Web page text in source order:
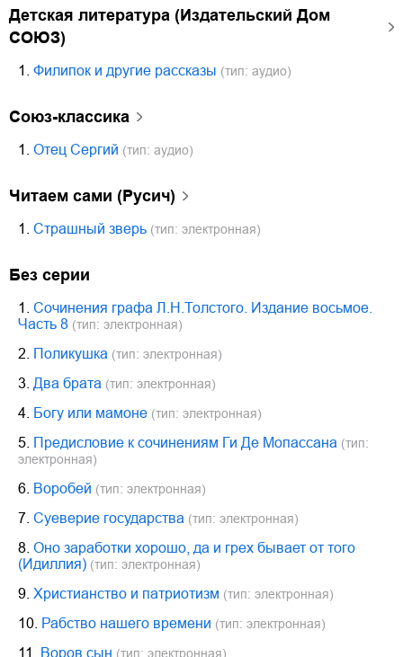
Детская литература (Издательский Дом
СОЮЗ)
1. Филипок и другие рассказы (тип: аудио)
Союз-классика
1. Отец Сергий (тип: аудио)
Читаем сами (Русич)
1. Страшный зверь (тип: электронная)
Без серии
1. Сочинения графа Л.Н.Толстого. Издание восьмое.
Часть 8 (тип: электронная)
2. Поликушка (тип: электронная)
3. Два брата (тип: электронная)
4. Богу или мамоне (тип: электронная)
5. Предисловие к сочинениям Ги Де Мопассана (тип:
электронная)
6. Воробей (тип: электронная)
7. Суеверие государства (тип: электронная)
8. Оно заработки хорошо, да и грех бывает от того
(Идиллия) (тип: электронная)
9. Христианство и патриотизм (тип: электронная)
10. Рабство нашего времени (тип: электронная)
11. Воров сын (тип: электронная)